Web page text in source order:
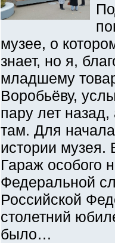
музее, о
знает, но я,
младшему
Воробьёву,
пару лет
там. Для
истории музея.
Гараж особого
Федеральной
Российской
столетний
было…